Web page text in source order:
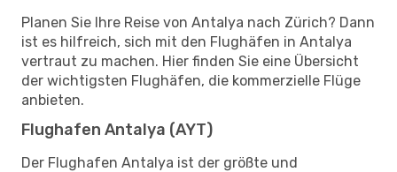
Planen Sie Ihre Reise von Antalya nach Zürich? Dann
ist es hilfreich, sich mit den Flughäfen in Antalya
vertraut zu machen. Hier finden Sie eine Übersicht
der wichtigsten Flughäfen, die kommerzielle Flüge
anbieten.
Flughafen Antalya (AYT)
Der Flughafen Antalya ist der größte und